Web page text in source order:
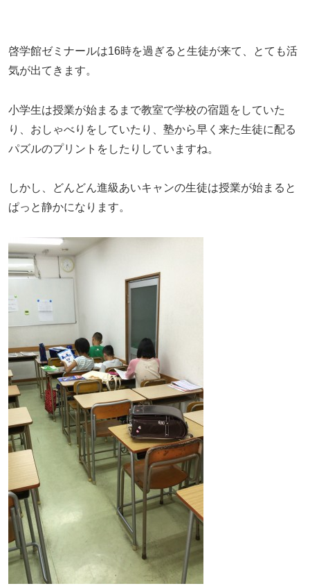
啓学館ゼミナールは16時を過ぎると生徒が来て、とても活
気が出てきます。
小学生は授業が始まるまで教室で学校の宿題をしていた
り、おしゃべりをしていたり、塾から早く来た生徒に配る
パズルのプリントをしたりしていますね。
しかし、どんどん進級あいキャンの生徒は授業が始まると
ぱっと静かになります。